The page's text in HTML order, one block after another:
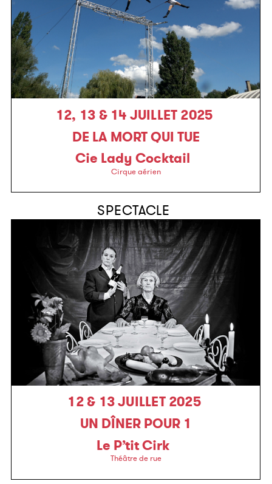
12, 13 & 14 JUILLET 2025
DE LA MORT QUI TUE
Cie Lady Cocktail
Cirque aérien
SPECTACLE
12 & 13 JUILLET 2025
UN DÎNER POUR 1
Le P’tit Cirk
Théâtre de rue